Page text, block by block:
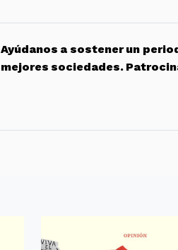
Ayúdanos a sostener un
mejores sociedades.